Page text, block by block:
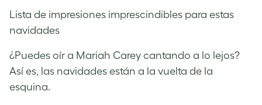
Lista de impresiones imprescindibles para estas
navidades
¿Puedes oír a Mariah Carey cantando a lo lejos?
Así es, las navidades están a la vuelta de la
esquina.